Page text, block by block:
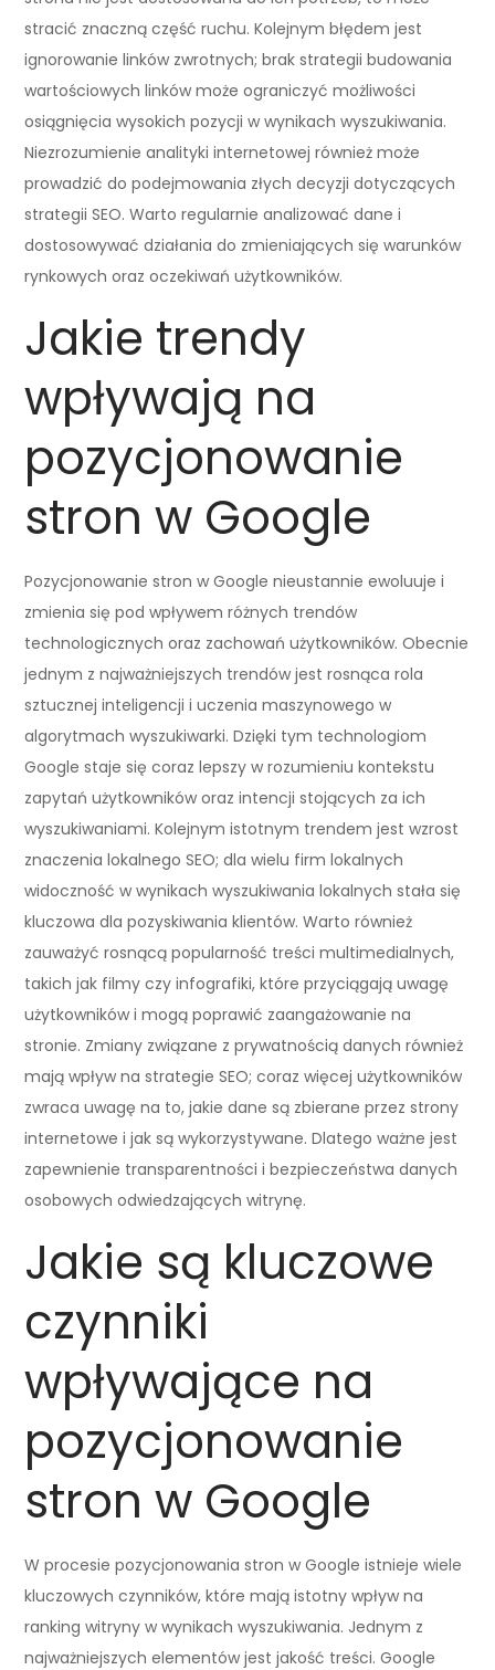
stracić znaczną część ruchu. Kolejnym błędem jest
ignorowanie linków zwrotnych; brak strategii budowania
wartościowych linków może ograniczyć możliwości
osiągnięcia wysokich pozycji w wynikach wyszukiwania.
Niezrozumienie analityki internetowej również może
prowadzić do podejmowania złych decyzji dotyczących
strategii SEO. Warto regularnie analizować dane i
dostosowywać działania do zmieniających się warunków
rynkowych oraz oczekiwań użytkowników.
Jakie trendy
wpływają na
pozycjonowanie
stron w Google
Pozycjonowanie stron w Google nieustannie ewoluuje i
zmienia się pod wpływem różnych trendów
technologicznych oraz zachowań użytkowników. Obecnie
jednym z najważniejszych trendów jest rosnąca rola
sztucznej inteligencji i uczenia maszynowego w
algorytmach wyszukiwarki. Dzięki tym technologiom
Google staje się coraz lepszy w rozumieniu kontekstu
zapytań użytkowników oraz intencji stojących za ich
wyszukiwaniami. Kolejnym istotnym trendem jest wzrost
znaczenia lokalnego SEO; dla wielu firm lokalnych
widoczność w wynikach wyszukiwania lokalnych stała się
kluczowa dla pozyskiwania klientów. Warto również
zauważyć rosnącą popularność treści multimedialnych,
takich jak filmy czy infografiki, które przyciągają uwagę
użytkowników i mogą poprawić zaangażowanie na
stronie. Zmiany związane z prywatnością danych również
mają wpływ na strategie SEO; coraz więcej użytkowników
zwraca uwagę na to, jakie dane są zbierane przez strony
internetowe i jak są wykorzystywane. Dlatego ważne jest
zapewnienie transparentności i bezpieczeństwa danych
osobowych odwiedzających witrynę.
Jakie są kluczowe
czynniki
wpływające na
pozycjonowanie
stron w Google
W procesie pozycjonowania stron w Google istnieje wiele
kluczowych czynników, które mają istotny wpływ na
ranking witryny w wynikach wyszukiwania. Jednym z
najważniejszych elementów jest jakość treści. Google